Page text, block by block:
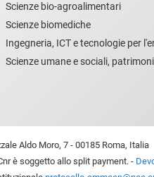
Scienze bio-agroalimentari
Scienze biomediche
Ingegneria, ICT e tecnologie per
Scienze umane e sociali,
Aldo Moro, 7 - 00185 Roma, Italia
è soggetto allo split payment. -